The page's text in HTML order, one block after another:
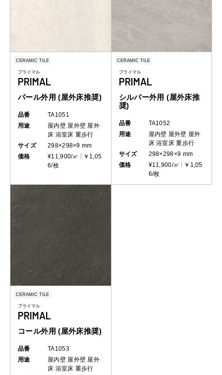
CERAMIC TILE
プライマル
PRIMAL
パール外用 (屋外床推奨)
品番
TA1051
用途
屋内壁 屋外壁 屋外
床 浴室床 重歩行
サイズ
298×298×9 mm
価格
¥11,900/㎡
￥1,05
6/枚
CERAMIC TILE
プライマル
PRIMAL
シルバー外用 (屋外床推
奨)
品番
TA1052
用途
屋内壁 屋外壁 屋外
床 浴室床 重歩行
サイズ
298×298×9 mm
価格
¥11,900/㎡
￥1,05
6/枚
CERAMIC TILE
プライマル
PRIMAL
コール外用 (屋外床推奨)
品番
TA1053
用途
屋内壁 屋外壁 屋外
床 浴室床 重歩行